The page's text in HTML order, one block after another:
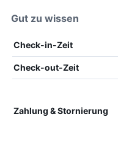
Gut zu wissen
Check-in-Zeit
Check-out-Zeit
Zahlung & Stornierung